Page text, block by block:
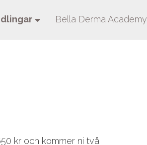
Bella Derma Academy
kr och kommer ni två